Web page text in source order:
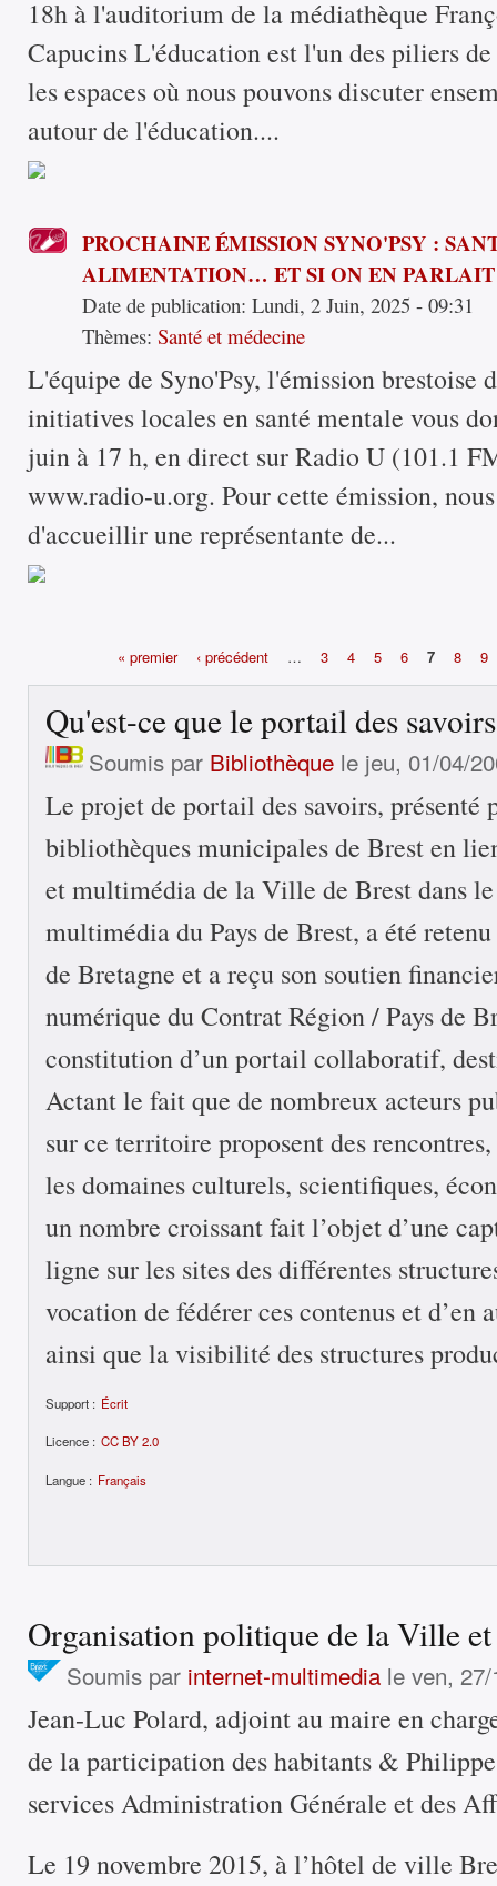
18h à l'auditorium de la médiathèque
Capucins L'éducation est l'un des piliers
les espaces où nous pouvons discuter
autour de l'éducation....
PROCHAINE ÉMISSION SYNO'PSY :
ALIMENTATION… ET SI ON EN
Date de publication:Lundi, 2 Juin, 2025 - 09:31
Thèmes:Santé et médecine
L'équipe de Syno'Psy, l'émission brestoise
initiatives locales en santé mentale vous
juin à 17 h, en direct sur Radio U (101.1
www.radio-u.org. Pour cette émission,
d'accueillir une représentante de...
« premier ‹ précédent … 3 4 5 6 7 8 9
Qu'est-ce que le portail des
Soumis par Bibliothèquele jeu, 01/04/
Le projet de portail des savoirs, présenté
bibliothèques municipales de Brest en
et multimédia de la Ville de Brest dans
multimédia du Pays de Brest, a été
de Bretagne et a reçu son soutien
numérique du Contrat Région / Pays de
constitution d’un portail collaboratif,
Actant le fait que de nombreux acteurs
sur ce territoire proposent des
les domaines culturels, scientifiques,
un nombre croissant fait l’objet d’une
ligne sur les sites des différentes
vocation de fédérer ces contenus et
ainsi que la visibilité des structures
Support : Écrit
Licence : CC BY 2.0
Langue : Français
Organisation politique de la Ville
Soumis par internet-multimedia le ven,
Jean-Luc Polard, adjoint au maire en
de la participation des habitants &
services Administration Générale et des
Le 19 novembre 2015, à l’hôtel de ville